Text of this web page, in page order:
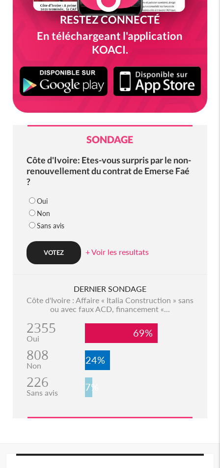
RESTEZ CONNECTÉ
En téléchargeant l'application
KOACI.
SONDAGE
Côte d'Ivoire: Etes-vous surpris par le non-
renouvellement du contrat de Emerse Faé
?
Oui
Non
Sans avis
+ Voir les resultats
DERNIER SONDAGE
Côte d'Ivoire : Affaire « Italia Construction » sans
ou avec faux ACD, financement «...
2355
Oui 69%
808
Non 24%
226
Sans avis 7%